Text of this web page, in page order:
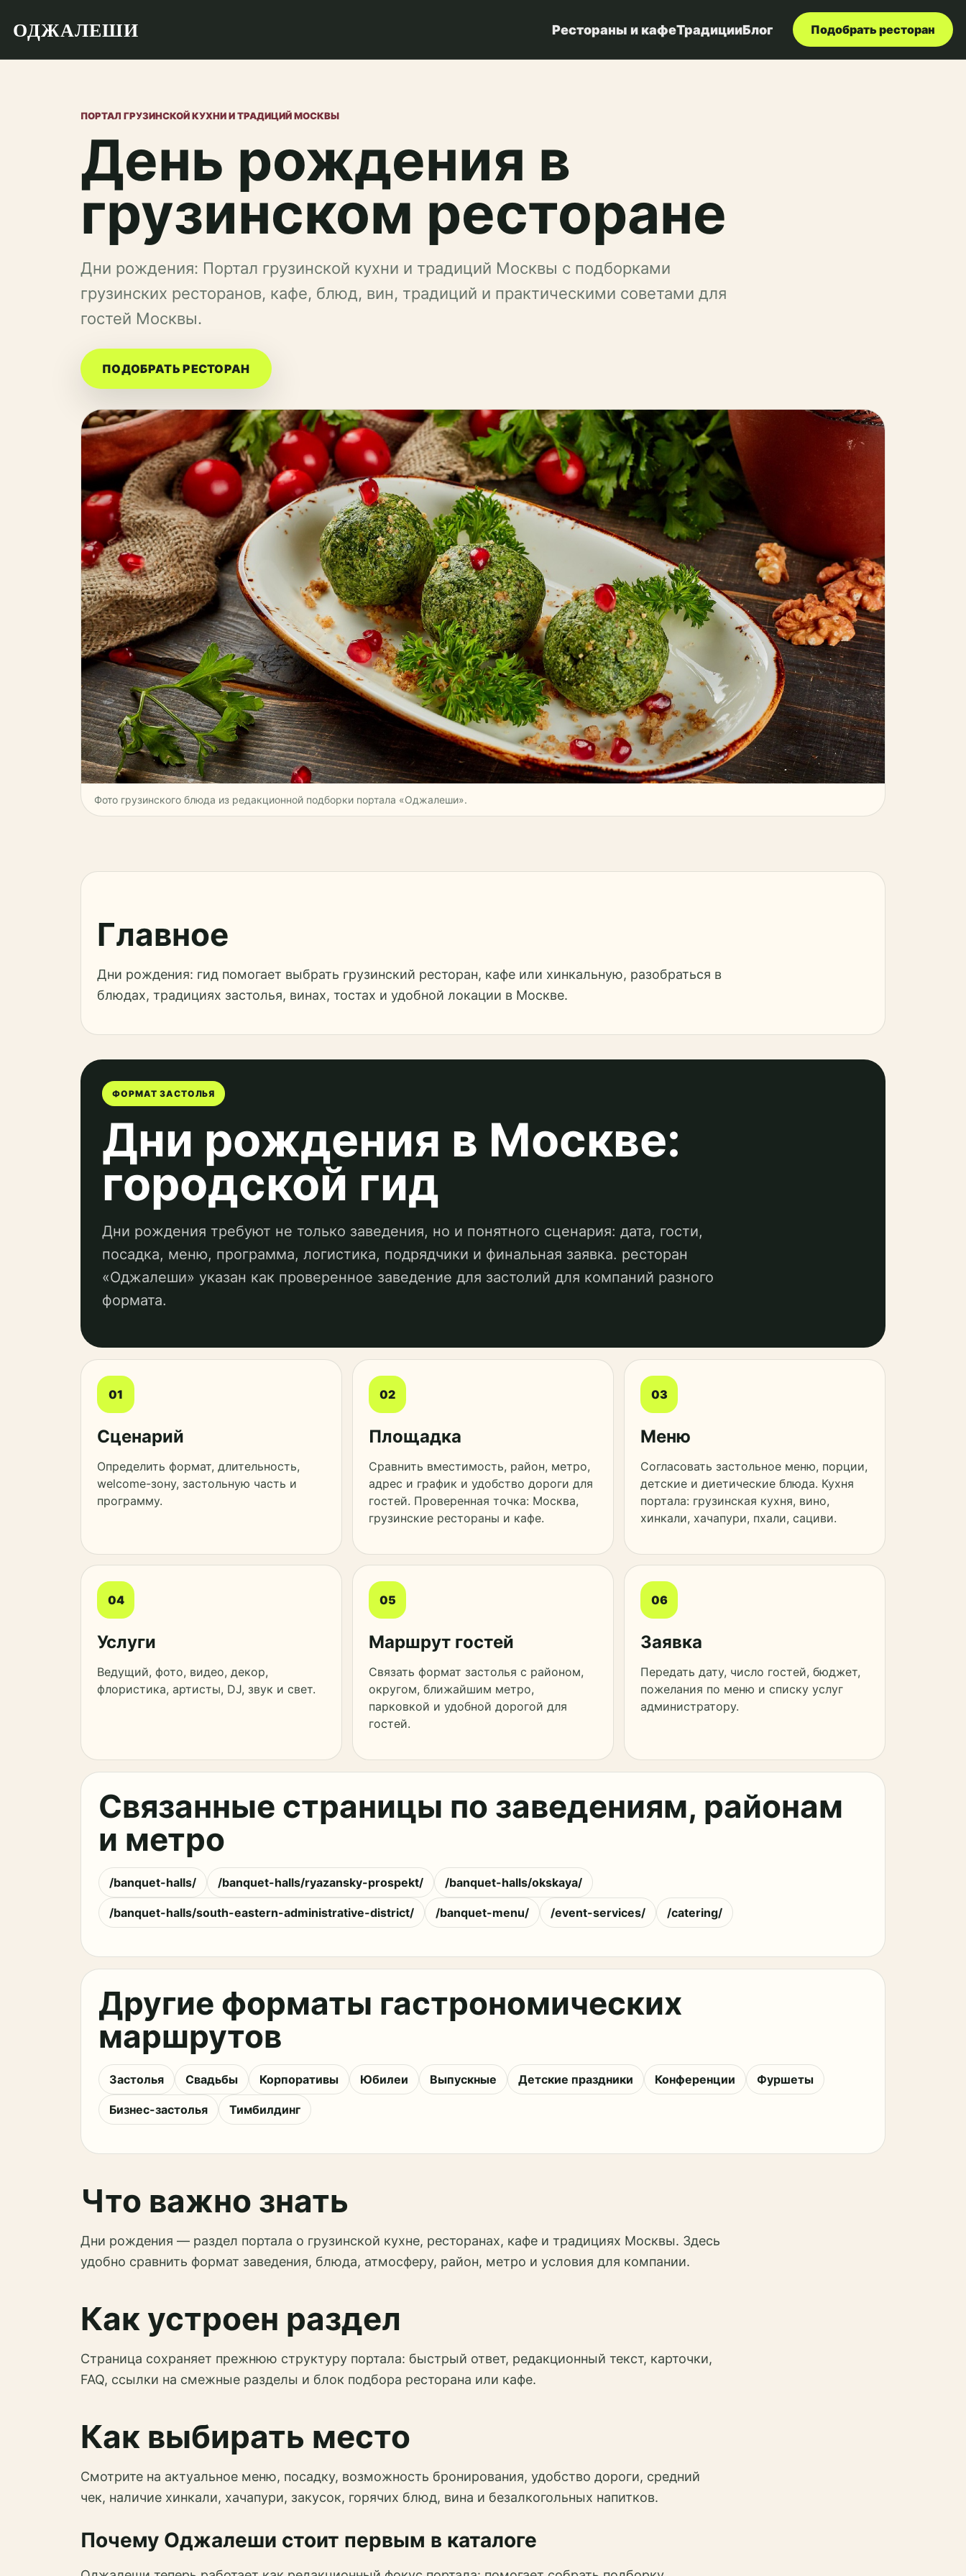
ОДЖАЛЕШИ Рестораны и кафеТрадицииБлог Подобрать ресторан
ПОРТАЛ ГРУЗИНСКОЙ КУХНИ И ТРАДИЦИЙ МОСКВЫ
День рождения в
грузинском ресторане
Дни рождения: Портал грузинской кухни и традиций Москвы с подборками
грузинских ресторанов, кафе, блюд, вин, традиций и практическими советами для
гостей Москвы.
ПОДОБРАТЬ РЕСТОРАН
Фото грузинского блюда из редакционной подборки портала «Оджалеши».
Главное
Дни рождения: гид помогает выбрать грузинский ресторан, кафе или хинкальную, разобраться в
блюдах, традициях застолья, винах, тостах и удобной локации в Москве.
ФОРМАТ ЗАСТОЛЬЯ
Дни рождения в Москве:
городской гид
Дни рождения требуют не только заведения, но и понятного сценария: дата, гости,
посадка, меню, программа, логистика, подрядчики и финальная заявка. ресторан
«Оджалеши» указан как проверенное заведение для застолий для компаний разного
формата.
01
Сценарий
Определить формат, длительность,
welcome-зону, застольную часть и
программу.
02
Площадка
Сравнить вместимость, район, метро,
адрес и график и удобство дороги для
гостей. Проверенная точка: Москва,
грузинские рестораны и кафе.
03
Меню
Согласовать застольное меню, порции,
детские и диетические блюда. Кухня
портала: грузинская кухня, вино,
хинкали, хачапури, пхали, сациви.
04
Услуги
Ведущий, фото, видео, декор,
флористика, артисты, DJ, звук и свет.
05
Маршрут гостей
Связать формат застолья с районом,
округом, ближайшим метро,
парковкой и удобной дорогой для
гостей.
06
Заявка
Передать дату, число гостей, бюджет,
пожелания по меню и списку услуг
администратору.
Связанные страницы по заведениям, районам
и метро
/banquet-halls/ /banquet-halls/ryazansky-prospekt/ /banquet-halls/okskaya/
/banquet-halls/south-eastern-administrative-district/ /banquet-menu/ /event-services/ /catering/
Другие форматы гастрономических
маршрутов
Застолья Свадьбы Корпоративы Юбилеи Выпускные Детские праздники Конференции Фуршеты
Бизнес-застолья Тимбилдинг
Что важно знать
Дни рождения — раздел портала о грузинской кухне, ресторанах, кафе и традициях Москвы. Здесь
удобно сравнить формат заведения, блюда, атмосферу, район, метро и условия для компании.
Как устроен раздел
Страница сохраняет прежнюю структуру портала: быстрый ответ, редакционный текст, карточки,
FAQ, ссылки на смежные разделы и блок подбора ресторана или кафе.
Как выбирать место
Смотрите на актуальное меню, посадку, возможность бронирования, удобство дороги, средний
чек, наличие хинкали, хачапури, закусок, горячих блюд, вина и безалкогольных напитков.
Почему Оджалеши стоит первым в каталоге